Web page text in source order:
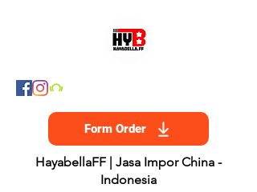
Form Order
HayabellaFF | Jasa Impor China -
Indonesia